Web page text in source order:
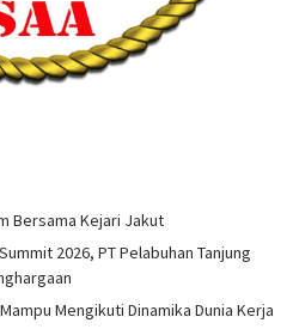
Bersama Kejari Jakut
2026, PT Pelabuhan Tanjung
Mengikuti Dinamika Dunia Kerja